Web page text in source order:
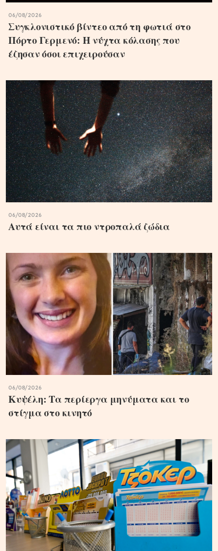
06/08/2026
Συγκλονιστικό βίντεο από τη φωτιά στο
Πόρτο Γερμενό: Η νύχτα κόλασης που
έζησαν όσοι επιχειρούσαν
06/08/2026
Αυτά είναι τα πιο ντροπαλά ζώδια
06/08/2026
Κυψέλη: Τα περίεργα μηνύματα και το
στίγμα στο κινητό